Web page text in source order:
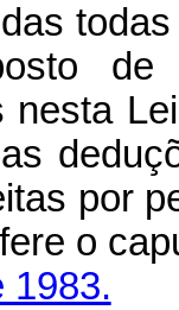
nesta
por
o
1983.